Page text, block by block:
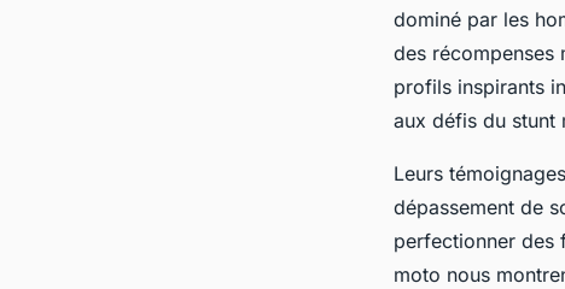
dominé par les
des récompenses
profils inspirants
aux défis du stunt
Leurs
dépassement de
perfectionner des
moto nous